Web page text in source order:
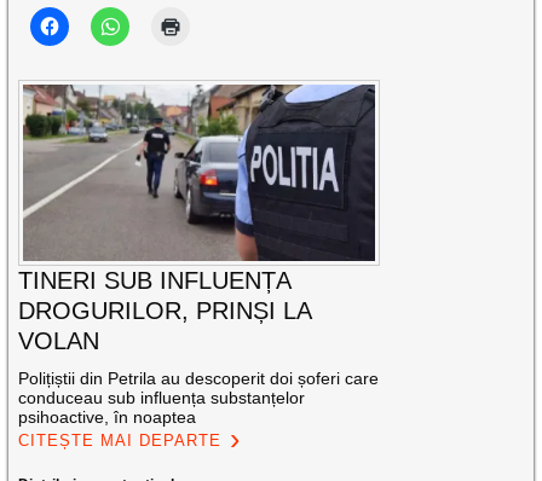
TINERI SUB INFLUENȚA
DROGURILOR, PRINȘI LA
VOLAN
Polițiștii din Petrila au descoperit doi șoferi care
conduceau sub influența substanțelor
psihoactive, în noaptea
CITEȘTE MAI DEPARTE